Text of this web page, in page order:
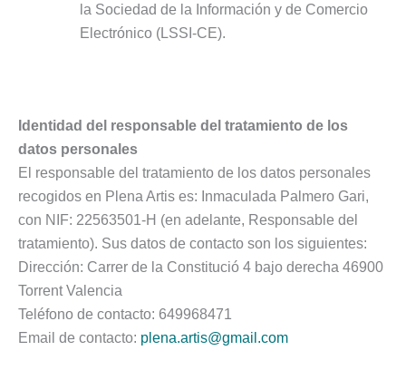
la Sociedad de la Información y de Comercio
Electrónico (LSSI-CE).
Identidad del responsable del tratamiento de los
datos personales
El responsable del tratamiento de los datos personales
recogidos en Plena Artis es: Inmaculada Palmero Gari,
con NIF: 22563501-H (en adelante, Responsable del
tratamiento). Sus datos de contacto son los siguientes:
Dirección: Carrer de la Constitució 4 bajo derecha 46900
Torrent Valencia
Teléfono de contacto: 649968471
Email de contacto: plena.artis@gmail.com